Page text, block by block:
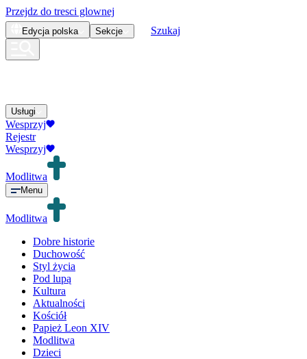
Przejdz do tresci glownej
Edycja polska Sekcje Szukaj
Usługi
Wesprzyj
Rejestr
Wesprzyj
Modlitwa
Menu
Modlitwa
Dobre historie
Duchowość
Styl życia
Pod lupą
Kultura
Aktualności
Kościół
Papież Leon XIV
Modlitwa
Dzieci